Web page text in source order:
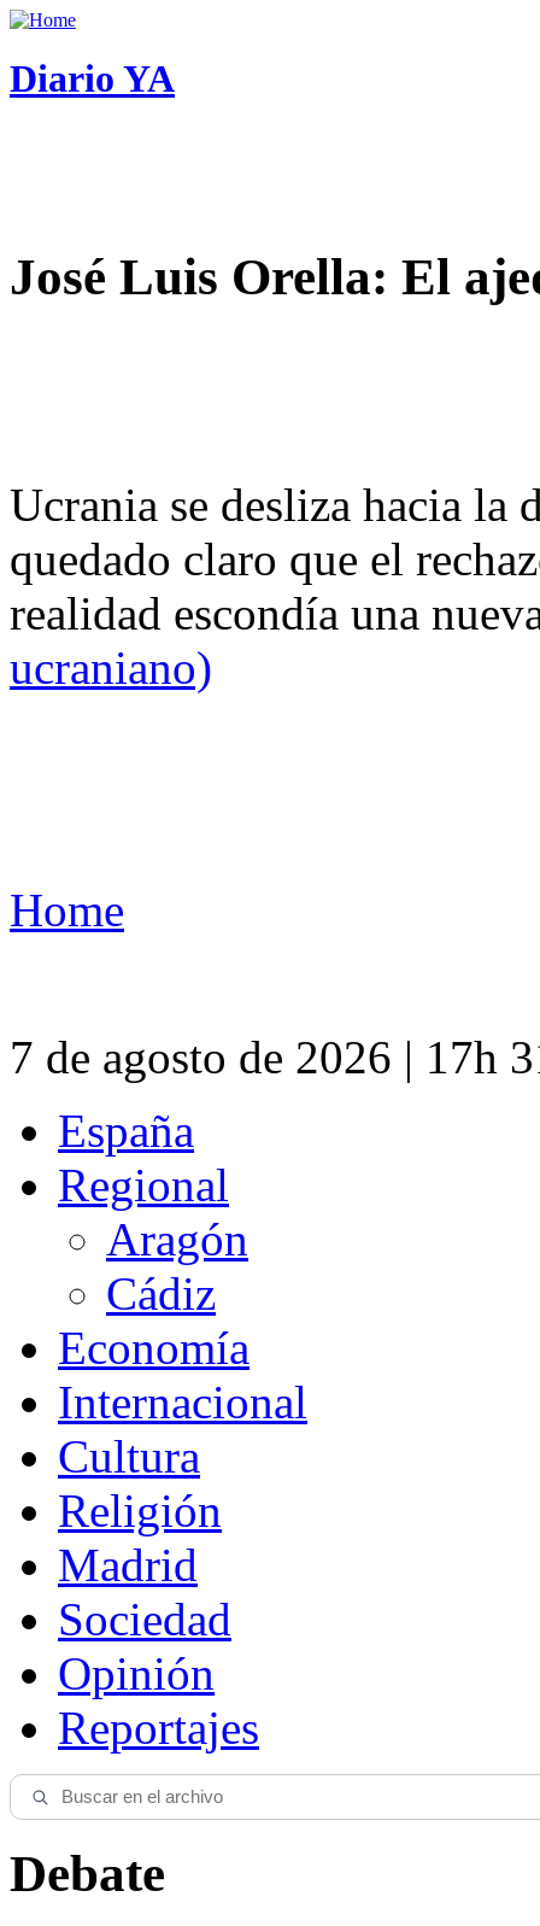
Diario YA
José Luis Orella: El
Ucrania se desliza hacia
quedado claro que el
realidad escondía una
ucraniano)
Home
7 de agosto de 2026 | 17h
España
Regional
Aragón
Cádiz
Economía
Internacional
Cultura
Religión
Madrid
Sociedad
Opinión
Reportajes
Debate